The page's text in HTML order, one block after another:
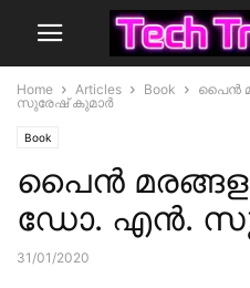
Home Articles Book
പൈൻ
സുരേഷ് കുമാർ
Book
പൈൻ
ഡോ. എൻ.
31/01/2020